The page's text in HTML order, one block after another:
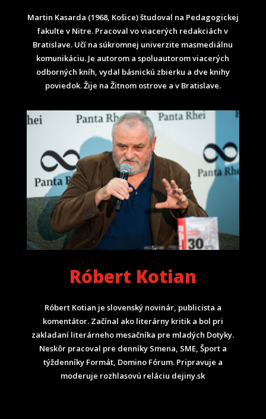
Martin Kasarda (1968, Košice) študoval na Pedagogickej
fakulte v Nitre. Pracoval vo viacerých redakciách v
Bratislave. Učí na súkromnej univerzite masmediálnu
komunikáciu. Je autorom a spoluautorom viacerých
odborných kníh, vydal básnickú zbierku a dve knihy
poviedok. Žije na Žitnom ostrove a v Bratislave.
Róbert Kotian
Róbert Kotian je slovenský novinár, publicista a
komentátor. Začínal ako literárny kritik a bol pri
zakladaní literárneho mesačníka pre mladých Dotyky.
Neskôr pracoval pre denníky Smena, SME, Šport a
týždenníky Formát, Domino Fórum. Pripravuje a
moderuje rozhlasovú reláciu dejiny.sk